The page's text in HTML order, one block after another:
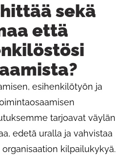
sekä
että
esihenkilötyön ja
tarjoavat väylän
edetä uralla ja vahvistaa
organisaation kilpailukykyä.